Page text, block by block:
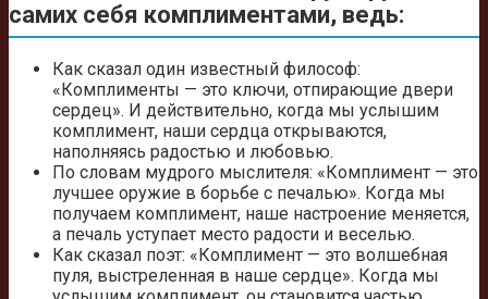
самих себя комплиментами, ведь:
Как сказал один известный философ:
«Комплименты — это ключи, отпирающие двери
сердец». И действительно, когда мы услышим
комплимент, наши сердца открываются,
наполняясь радостью и любовью.
По словам мудрого мыслителя: «Комплимент — это
лучшее оружие в борьбе с печалью». Когда мы
получаем комплимент, наше настроение меняется,
а печаль уступает место радости и веселью.
Как сказал поэт: «Комплимент — это волшебная
пуля, выстреленная в наше сердце». Когда мы